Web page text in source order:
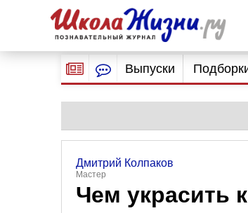
Выпуски
Дмитрий Колпаков
Мастер
Чем украсить